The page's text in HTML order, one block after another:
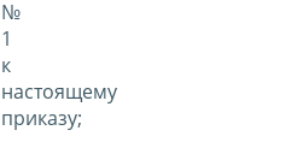
№
1
к
настоящему
приказу;